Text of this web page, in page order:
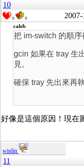
10
0 0 2007-
caleb
把 im-switch 的順序
gcin 如果在 tray 生
見。
確保 tray 先出來再
好像是這個原因！現在
winlin
11